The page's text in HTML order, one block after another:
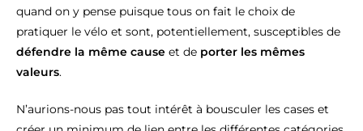
quand on y pense puisque tous on fait le choix de
pratiquer le vélo et sont, potentiellement, susceptibles de
défendre la même cause et de porter les mêmes
valeurs.
N’aurions-nous pas tout intérêt à bousculer les cases et